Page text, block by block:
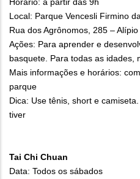
Horário: a partir das 9h
Local: Parque Vencesli Firmino
Rua dos Agrônomos, 285 –
Ações: Para aprender e
basquete. Para todas as idades,
Mais informações e horários:
parque
Dica: Use tênis, short e
tiver
Tai Chi Chuan
Data: Todos os sábados